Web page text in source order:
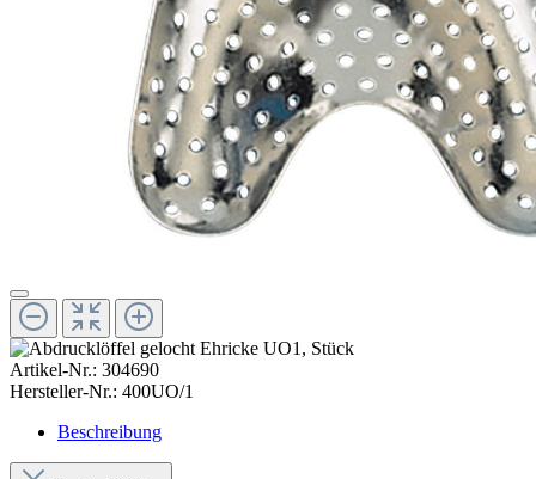
Artikel-Nr.: 304690
Hersteller-Nr.: 400UO/1
Beschreibung